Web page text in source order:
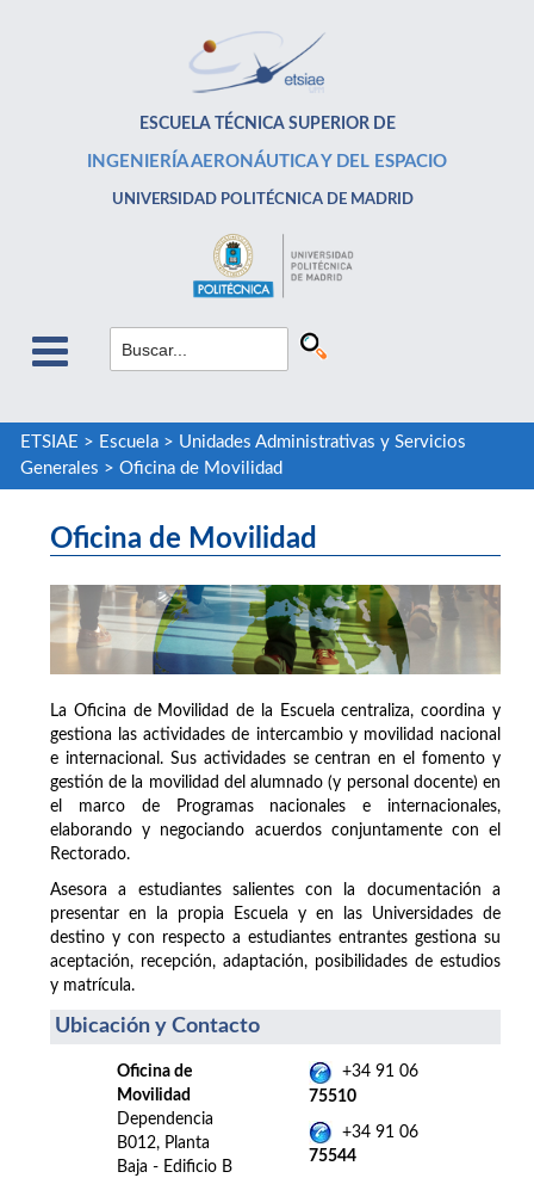
ESCUELA TÉCNICA SUPERIOR DE
INGENIERÍA AERONÁUTICA Y DEL ESPACIO
UNIVERSIDAD POLITÉCNICA DE MADRID
ETSIAE > Escuela> Unidades Administrativas y Servicios
Generales > Oficina de Movilidad
Oficina de Movilidad
La Oficina de Movilidad de la Escuela centraliza, coordina y
gestiona las actividades de intercambio y movilidad nacional
e internacional. Sus actividades se centran en el fomento y
gestión de la movilidad del alumnado (y personal docente) en
el marco de Programas nacionales e internacionales,
elaborando y negociando acuerdos conjuntamente con el
Rectorado.
Asesora a estudiantes salientes con la documentación a
presentar en la propia Escuela y en las Universidades de
destino y con respecto a estudiantes entrantes gestiona su
aceptación, recepción, adaptación, posibilidades de estudios
y matrícula.
Ubicación y Contacto
Oficina de
Movilidad
Dependencia
B012, Planta
Baja - Edificio B
+34 91 06
75510
+34 91 06
75544